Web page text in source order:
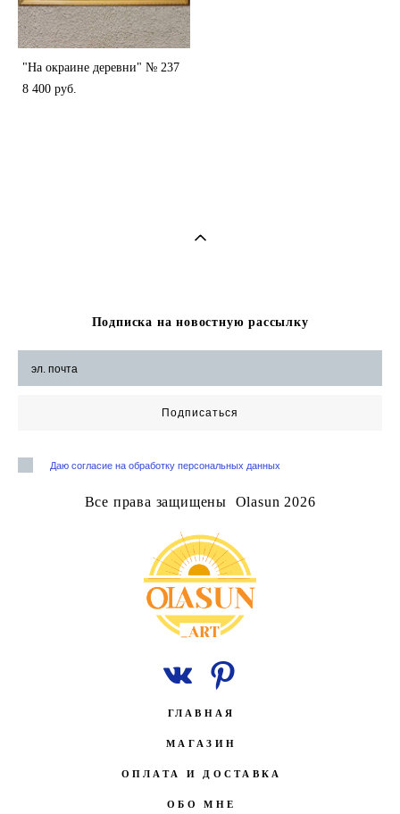
"На окраине деревни" № 237
8 400 pуб.
Подписка на новостную рассылку
Подписаться
Даю согласие на обработку персональных данных
Все права защищены Olasun 2026
ГЛАВНАЯ
МАГАЗИН
ОПЛАТА И ДОСТАВКА
ОБО МНЕ